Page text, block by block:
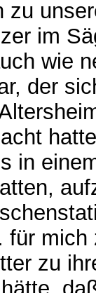
zu
im
wie
der
in
für
zu